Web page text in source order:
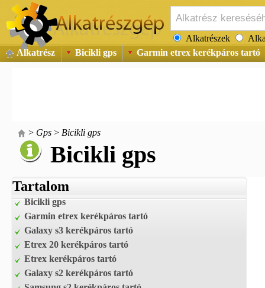
Alkatrészek
Alkatrész
Bicikli gps Garmin etrex kerékpáros tartó
> Gps > Bicikli gps
Bicikli gps
Tartalom
Bicikli gps
Garmin etrex kerékpáros tartó
Galaxy s3 kerékpáros tartó
Etrex 20 kerékpáros tartó
Etrex kerékpáros tartó
Galaxy s2 kerékpáros tartó